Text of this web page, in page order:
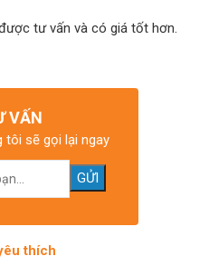
tư vấn và có giá tốt hơn.
VẤN
tôi sẽ gọi lại ngay
thích